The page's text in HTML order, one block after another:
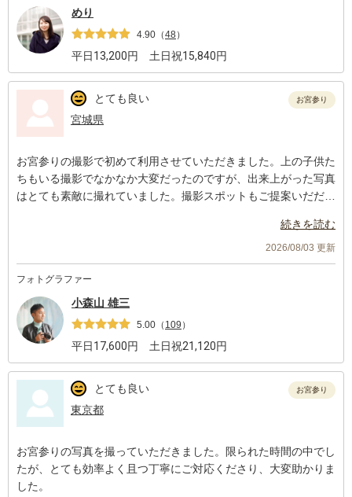
また機会がありましたら、ぜひお願いしたいです。
ありがとうございました🌿
めり
4.90 （48）
平日13,200円 土日祝15,840円
とても良い
宮城県
お宮参り
お宮参りの撮影で初めて利用させていただきました。上の子供た
ちもいる撮影でなかなか大変だったのですが、出来上がった写真
はとても素敵に撮れていました。撮影スポットもご提案いだだき
続きを読む
2026/08/03 更新
フォトグラファー
小森山 雄三
5.00 （ 109 ）
平日17,600円 土日祝21,120円
とても良い
東京都
お宮参り
お宮参りの写真を撮っていただきました。限られた時間の中でし
たが、とても効率よく且つ丁寧にご対応くださり、大変助かりま
した。